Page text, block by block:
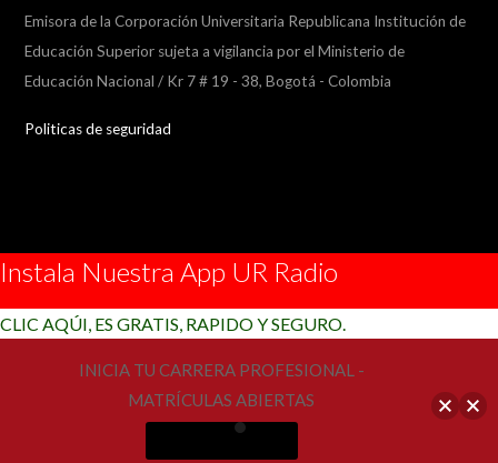
Emisora de la Corporación Universitaria Republicana Institución de
Educación Superior sujeta a vigilancia por el Ministerio de
Educación Nacional / Kr 7 # 19 - 38, Bogotá - Colombia
Politicas de seguridad
Instala Nuestra App UR Radio
CLIC AQÚI, ES GRATIS, RAPIDO Y SEGURO.
INICIA TU CARRERA PROFESIONAL -
MATRÍCULAS ABIERTAS